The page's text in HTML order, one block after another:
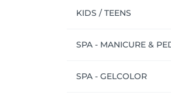
KIDS / TEENS
SPA - MANICURE &
SPA - GELCOLOR